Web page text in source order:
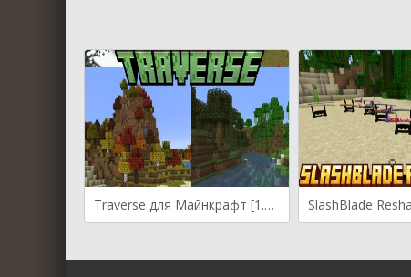
Traverse для Майнкрафт [1.21.5, 1.21.4, 1.21.3]